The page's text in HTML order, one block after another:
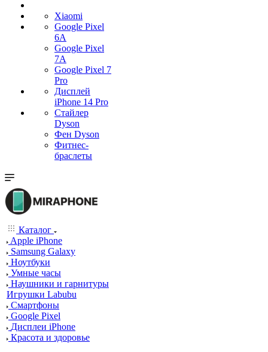
Xiaomi
Google Pixel
6A
Google Pixel
7А
Google Pixel 7
Pro
Дисплей
iPhone 14 Pro
Стайлер
Dyson
Фен Dyson
Фитнес-
браслеты
Каталог
Apple iPhone
Samsung Galaxy
Ноутбуки
Умные часы
Наушники и гарнитуры
Игрушки Labubu
Смартфоны
Google Pixel
Дисплеи iPhone
Красота и здоровье